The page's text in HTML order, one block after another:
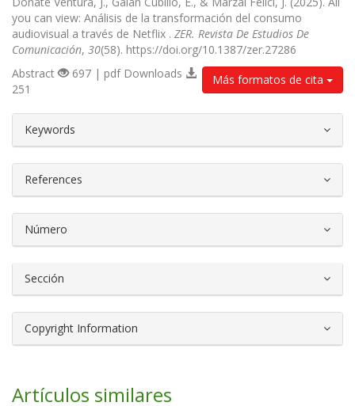
you can view: Análisis de la transformación del consumo
audiovisual a través de Netflix . ZER. Revista De Estudios De
Comunicación, 30(58). https://doi.org/10.1387/zer.27286
Más formatos de cita
Abstract
697 | pdf Downloads
251
Keywords
References
Número
Sección
Copyright Information
Artículos similares